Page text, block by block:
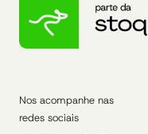
Nos acompanhe nas
redes sociais